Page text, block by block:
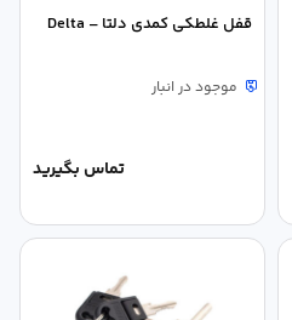
قفل غلطکی کمدی دلتا – Delta
موجود در انبار
تماس بگیرید